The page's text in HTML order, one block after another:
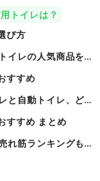
トイレは？
び方
イレの人気商品を徹
すすめ
と自動トイレ、どち
すすめ まとめ
れ筋ランキングもチ